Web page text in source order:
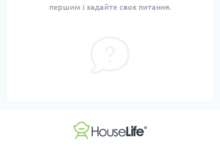
першим і задайте своє питання.